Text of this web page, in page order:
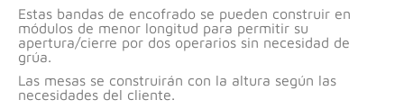
Estas bandas de encofrado se pueden construir en
módulos de menor longitud para permitir su
apertura/cierre por dos operarios sin necesidad de
grúa.
Las mesas se construirán con la altura según las
necesidades del cliente.